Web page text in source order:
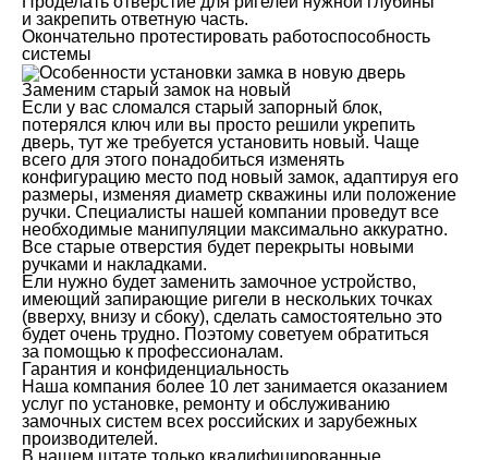
и закрепить ответную часть.
Окончательно протестировать работоспособность
системы
Заменим старый замок на новый
Если у вас сломался старый запорный блок,
потерялся ключ или вы просто решили укрепить
дверь, тут же требуется установить новый. Чаще
всего для этого понадобиться изменять
конфигурацию место под новый замок, адаптируя его
размеры, изменяя диаметр скважины или положение
ручки. Специалисты нашей компании проведут все
необходимые манипуляции максимально аккуратно.
Все старые отверстия будет перекрыты новыми
ручками и накладками.
Ели нужно будет заменить замочное устройство,
имеющий запирающие ригели в нескольких точках
(вверху, внизу и сбоку), сделать самостоятельно это
будет очень трудно. Поэтому советуем обратиться
за помощью к профессионалам.
Гарантия и конфиденциальность
Наша компания более 10 лет занимается оказанием
услуг по установке, ремонту и обслуживанию
замочных систем всех российских и зарубежных
производителей.